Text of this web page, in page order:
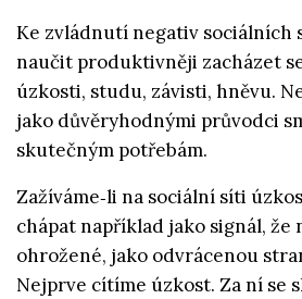
Ke zvládnutí negativ sociálních
naučit produktivněji zacházet
úzkosti, studu, závisti, hněvu.
jako důvěryhodnými průvodci
skutečným potřebám.
Zažíváme‑li na sociální síti
chápat například jako signál, že
ohrožené, jako odvrácenou
Nejprve cítíme úzkost. Za ní se